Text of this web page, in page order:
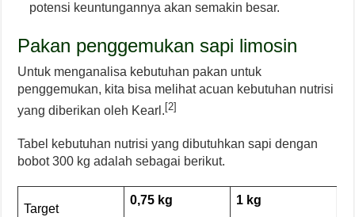
potensi keuntungannya akan semakin besar.
Pakan penggemukan sapi limosin
Untuk menganalisa kebutuhan pakan untuk
penggemukan, kita bisa melihat acuan kebutuhan nutrisi
yang diberikan oleh Kearl. [2]
Tabel kebutuhan nutrisi yang dibutuhkan sapi dengan
bobot 300 kg adalah sebagai berikut.
Target
0,75 kg 1 kg